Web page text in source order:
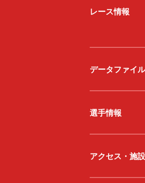
レース情報
データファイル
選手情報
アクセス・施